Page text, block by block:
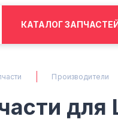
КАТАЛОГ
Производители
для